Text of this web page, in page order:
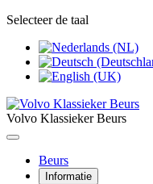
Selecteer de taal
Volvo Klassieker Beurs
Beurs
Informatie